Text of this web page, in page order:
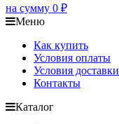
на сумму 0 ₽
Меню
Как купить
Условия оплаты
Условия доставки
Контакты
Каталог